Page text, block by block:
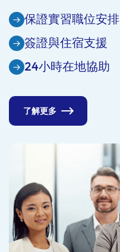
保證實習職位安排
簽證與住宿支援
24小時在地協助
了解更多